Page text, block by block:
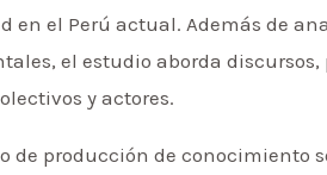
en el Perú actual. Además de
el estudio aborda discursos,
y actores.
de producción de conocimiento